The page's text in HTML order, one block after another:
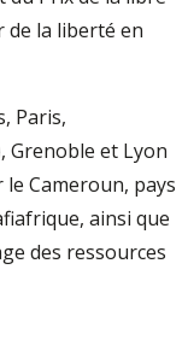
de la liberté en
Paris,
Grenoble et Lyon
Cameroun, pays
ainsi que
des ressources